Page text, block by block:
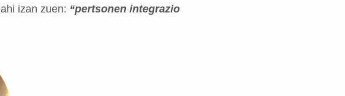
izan zuen: “pertsonen integrazio